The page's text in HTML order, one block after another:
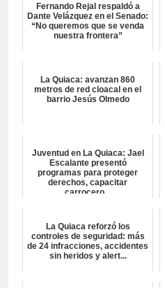
Fernando Rejal respaldó a
Dante Velázquez en el Senado:
“No queremos que se venda
nuestra frontera”
La Quiaca: avanzan 860
metros de red cloacal en el
barrio Jesús Olmedo
Juventud en La Quiaca: Jael
Escalante presentó
programas para proteger
derechos, capacitar
carrocero...
La Quiaca reforzó los
controles de seguridad: más
de 24 infracciones, accidentes
sin heridos y alert...